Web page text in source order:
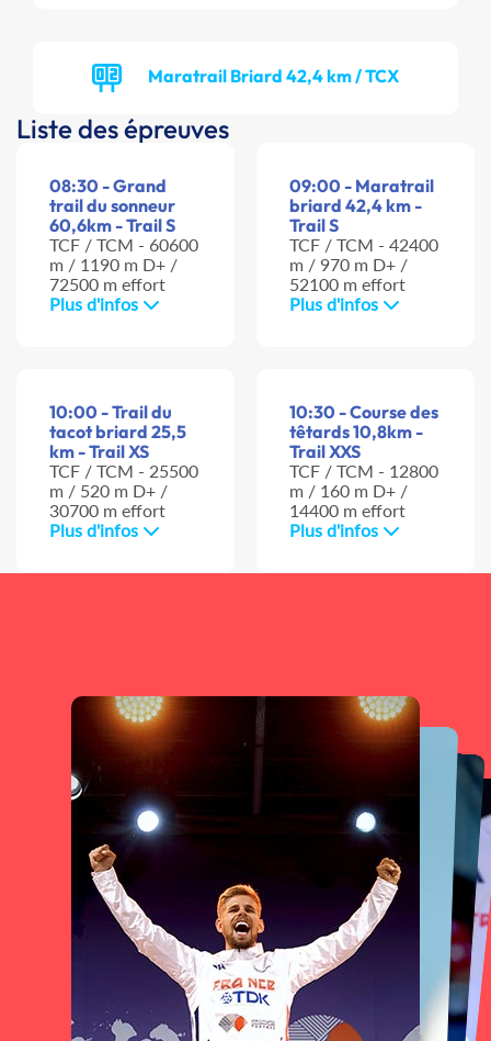
Maratrail Briard 42,4 km / TCX
Liste des épreuves
08:30 - Grand
trail du sonneur
60,6km - Trail S
TCF / TCM - 60600
m / 1190 m D+ /
72500 m effort
Plus d'infos
09:00 - Maratrail
briard 42,4 km -
Trail S
TCF / TCM - 42400
m / 970 m D+ /
52100 m effort
Plus d'infos
10:00 - Trail du
tacot briard 25,5
km - Trail XS
TCF / TCM - 25500
m / 520 m D+ /
30700 m effort
Plus d'infos
10:30 - Course des
têtards 10,8km -
Trail XXS
TCF / TCM - 12800
m / 160 m D+ /
14400 m effort
Plus d'infos